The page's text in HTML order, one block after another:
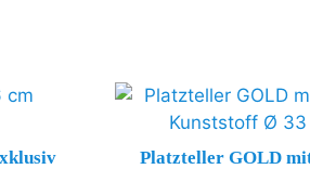
Platzteller GOLD